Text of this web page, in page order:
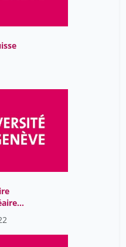
la